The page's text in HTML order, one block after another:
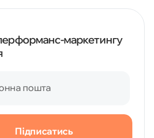
маркетингу
пошта
Підписатись